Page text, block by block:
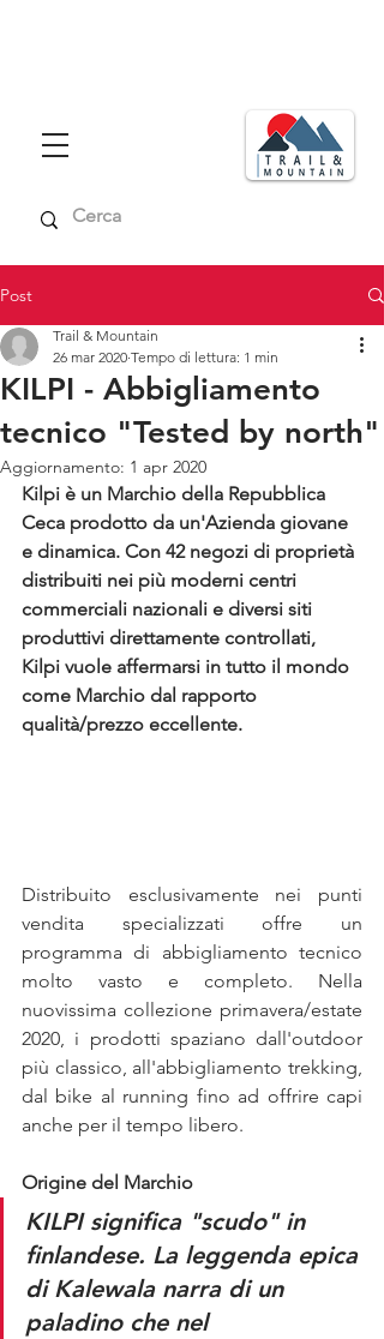
Post
KILPI - Abbigliamento
tecnico "Tested by north"
Trail & Mountain
26 mar 2020 Tempo di lettura: 1 min
Aggiornamento: 1 apr 2020
Kilpi è un Marchio della Repubblica
Ceca prodotto da un'Azienda giovane
e dinamica. Con 42 negozi di proprietà
distribuiti nei più moderni centri
commerciali nazionali e diversi siti
produttivi direttamente controllati,
Kilpi vuole affermarsi in tutto il mondo
come Marchio dal rapporto
qualità/prezzo eccellente.
Distribuito esclusivamente nei punti
vendita specializzati offre un
programma di abbigliamento tecnico
molto vasto e completo. Nella
nuovissima collezione primavera/estate
2020, i prodotti spaziano dall'outdoor
più classico, all'abbigliamento trekking,
dal bike al running fino ad offrire capi
anche per il tempo libero.
Origine del Marchio
KILPI significa "scudo" in
finlandese. La leggenda epica
di Kalewala narra di un
paladino che nel